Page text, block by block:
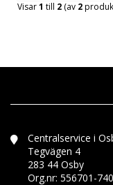
Visar1 till 2 (av 2
Centralservice i
Tegvägen 4
283 44 Osby
Org.nr: 556701-